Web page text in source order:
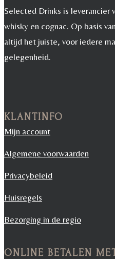
Selected Drinks is leverancier
whisky en cognac. Op basis
altijd het juiste, voor iedere
gelegenheid.
KLANTINFO
Mijn account
Algemene voorwaarden
Privacybeleid
Huisregels
Bezorging in de regio
ONLINE BETALEN